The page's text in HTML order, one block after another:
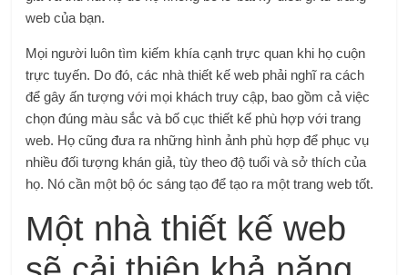
web của bạn.
Mọi người luôn tìm kiếm khía cạnh trực quan khi họ cuộn
trực tuyến. Do đó, các nhà thiết kế web phải nghĩ ra cách
để gây ấn tượng với mọi khách truy cập, bao gồm cả việc
chọn đúng màu sắc và bố cục thiết kế phù hợp với trang
web. Họ cũng đưa ra những hình ảnh phù hợp để phục vụ
nhiều đối tượng khán giả, tùy theo độ tuổi và sở thích của
họ. Nó cần một bộ óc sáng tạo để tạo ra một trang web tốt.
Một nhà thiết kế web